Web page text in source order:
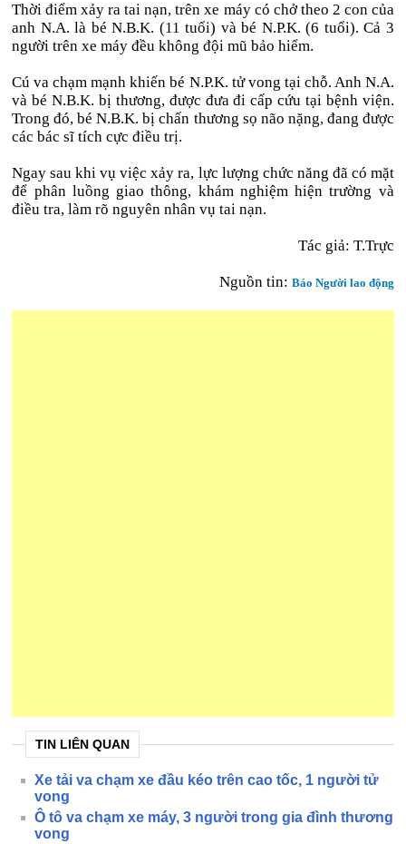
Thời điểm xảy ra tai nạn, trên xe máy có chở theo 2 con của
anh N.A. là bé N.B.K. (11 tuổi) và bé N.P.K. (6 tuổi). Cả 3
người trên xe máy đều không đội mũ bảo hiểm.
Cú va chạm mạnh khiến bé N.P.K. tử vong tại chỗ. Anh N.A.
và bé N.B.K. bị thương, được đưa đi cấp cứu tại bệnh viện.
Trong đó, bé N.B.K. bị chấn thương sọ não nặng, đang được
các bác sĩ tích cực điều trị.
Ngay sau khi vụ việc xảy ra, lực lượng chức năng đã có mặt
để phân luồng giao thông, khám nghiệm hiện trường và
điều tra, làm rõ nguyên nhân vụ tai nạn.
Tác giả: T.Trực
Nguồn tin: Báo Người lao động
TIN LIÊN QUAN
Xe tải va chạm xe đầu kéo trên cao tốc, 1 người tử
vong
Ô tô va chạm xe máy, 3 người trong gia đình thương
vong